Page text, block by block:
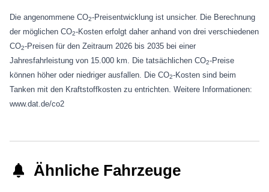
Die angenommene CO2-Preisentwicklung ist unsicher. Die Berechnung
der möglichen CO2-Kosten erfolgt daher anhand von drei verschiedenen
CO2-Preisen für den Zeitraum 2026 bis 2035 bei einer
Jahresfahrleistung von 15.000 km. Die tatsächlichen CO2-Preise
können höher oder niedriger ausfallen. Die CO2-Kosten sind beim
Tanken mit den Kraftstoffkosten zu entrichten. Weitere Informationen:
www.dat.de/co2
Ähnliche Fahrzeuge